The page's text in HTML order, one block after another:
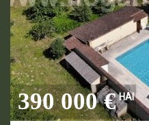
390 000 € HAI